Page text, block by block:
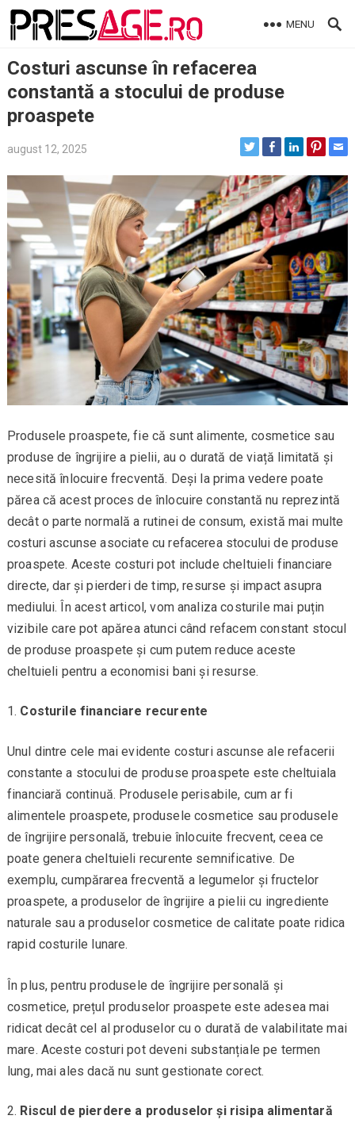
Skip
MENU
Costuri ascunse în refacerea
constantă a stocului de produse
proaspete
august 12, 2025
Produsele proaspete, fie că sunt alimente, cosmetice sau
produse de îngrijire a pielii, au o durată de viață limitată și
necesită înlocuire frecventă. Deși la prima vedere poate
părea că acest proces de înlocuire constantă nu reprezintă
decât o parte normală a rutinei de consum, există mai multe
costuri ascunse asociate cu refacerea stocului de produse
proaspete. Aceste costuri pot include cheltuieli financiare
directe, dar și pierderi de timp, resurse și impact asupra
mediului. În acest articol, vom analiza costurile mai puțin
vizibile care pot apărea atunci când refacem constant stocul
de produse proaspete și cum putem reduce aceste
cheltuieli pentru a economisi bani și resurse.
Costurile financiare recurente
Unul dintre cele mai evidente costuri ascunse ale refacerii
constante a stocului de produse proaspete este cheltuiala
financiară continuă. Produsele perisabile, cum ar fi
alimentele proaspete, produsele cosmetice sau produsele
de îngrijire personală, trebuie înlocuite frecvent, ceea ce
poate genera cheltuieli recurente semnificative. De
exemplu, cumpărarea frecventă a legumelor și fructelor
proaspete, a produselor de îngrijire a pielii cu ingrediente
naturale sau a produselor cosmetice de calitate poate ridica
rapid costurile lunare.
În plus, pentru produsele de îngrijire personală și
cosmetice, prețul produselor proaspete este adesea mai
ridicat decât cel al produselor cu o durată de valabilitate mai
mare. Aceste costuri pot deveni substanțiale pe termen
lung, mai ales dacă nu sunt gestionate corect.
Riscul de pierdere a produselor și risipa alimentară